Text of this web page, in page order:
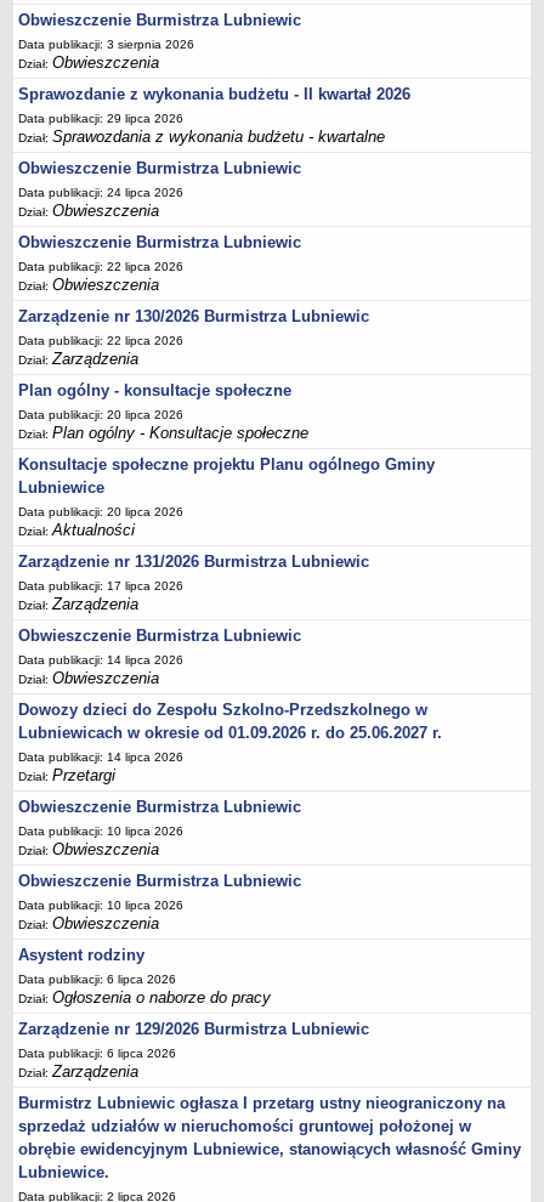
Budżet Gminy
Majątek Gminy
Sprawozdania z wykonania budżetu - kwartalne
Sprawozdania z wykonania budżetu - półroczne, roczne
Umorzenia, odroczenia, raty
Fundacje i Stowarzyszenia dofinansowane z JST
Pomoc publiczna
Budżet obywatelski
Majątek jednostek podległych
Koszt wychowania przedszkolnego
Stawki czynszów najmu lokali mieszkalnych
PRZETARGI
Zamówienia publiczne
Sprzedaż mienia
Sprzedaż nieruchomości
Zapytania ofertowe
Plan zamówień publicznych
PRAWO LOKALNE
Statut
Uchwały Rady Miejskiej
Zarządzenia Burmistrza
Ogłoszenia Burmistrza
Opłaty i podatki
Zagospodarowanie przestrzenne
Programy i inne zamierzenia
Taryfy dla zbiorowego zaopatrzenia w wodę i zbiorowego
odprowadzania ścieków
Raport o stanie gminy Lubniewice
Zabytki gminne
PLANY, STUDIUM UWARUNKOWAŃ I KIERUNKÓW ZAGOSPODAROWANIA
PRZESTRZENNEGO
Zagospodarowanie przestrzenne
0_Studium
Plan ogólny
Plan ogólny - opiniowanie i uzgadnianie
Plan ogólny - Konsultacje społeczne
MPZP.1_IV.11.98
MPZP.2_XIV.105.2000
MPZP.3_XXIV.177.2001
MPZP.4_XXVII.234.2010
Obwieszczenie Burmistrza Lubniewic
Data publikacji: 3 sierpnia 2026
Dział:Obwieszczenia
Sprawozdanie z wykonania budżetu - II kwartał 2026
Data publikacji: 29 lipca 2026
Dział:Sprawozdania z wykonania budżetu - kwartalne
Obwieszczenie Burmistrza Lubniewic
Data publikacji: 24 lipca 2026
Dział:Obwieszczenia
Obwieszczenie Burmistrza Lubniewic
Data publikacji: 22 lipca 2026
Dział:Obwieszczenia
Zarządzenie nr 130/2026 Burmistrza Lubniewic
Data publikacji: 22 lipca 2026
Dział:Zarządzenia
Plan ogólny - konsultacje społeczne
Data publikacji: 20 lipca 2026
Dział:Plan ogólny - Konsultacje społeczne
Konsultacje społeczne projektu Planu ogólnego Gminy
Lubniewice
Data publikacji: 20 lipca 2026
Dział:Aktualności
Zarządzenie nr 131/2026 Burmistrza Lubniewic
Data publikacji: 17 lipca 2026
Dział:Zarządzenia
Obwieszczenie Burmistrza Lubniewic
Data publikacji: 14 lipca 2026
Dział:Obwieszczenia
Dowozy dzieci do Zespołu Szkolno-Przedszkolnego w
Lubniewicach w okresie od 01.09.2026 r. do 25.06.2027 r.
Data publikacji: 14 lipca 2026
Dział:Przetargi
Obwieszczenie Burmistrza Lubniewic
Data publikacji: 10 lipca 2026
Dział:Obwieszczenia
Obwieszczenie Burmistrza Lubniewic
Data publikacji: 10 lipca 2026
Dział:Obwieszczenia
Asystent rodziny
Data publikacji: 6 lipca 2026
Dział:Ogłoszenia o naborze do pracy
Zarządzenie nr 129/2026 Burmistrza Lubniewic
Data publikacji: 6 lipca 2026
Dział:Zarządzenia
Burmistrz Lubniewic ogłasza I przetarg ustny nieograniczony na
sprzedaż udziałów w nieruchomości gruntowej położonej w
obrębie ewidencyjnym Lubniewice, stanowiących własność Gminy
Lubniewice.
Data publikacji: 2 lipca 2026